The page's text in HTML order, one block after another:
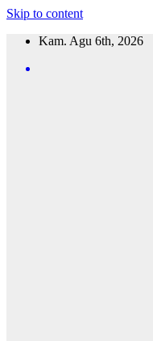
Skip to content
Kam. Agu 6th, 2026